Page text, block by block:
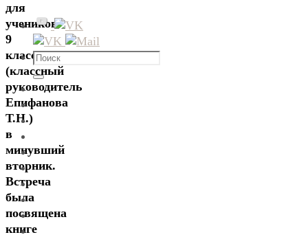
для
учеников
9
класса
(классный
руководитель
Епифанова
Т.Н.)
в
минувший
вторник.
Встреча
была
посвящена
книге
Что
искать:
Поиск